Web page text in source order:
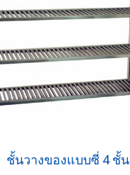
ชั้นวางของแบบซี่ 4 ชั้น